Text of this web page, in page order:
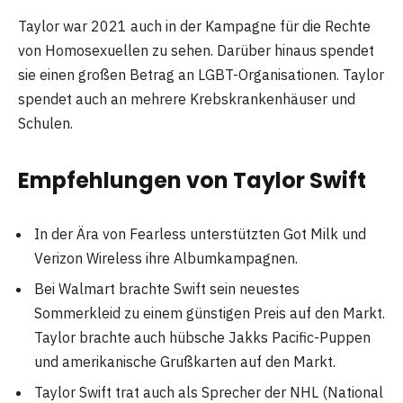
Taylor war 2021 auch in der Kampagne für die Rechte
von Homosexuellen zu sehen. Darüber hinaus spendet
sie einen großen Betrag an LGBT-Organisationen. Taylor
spendet auch an mehrere Krebskrankenhäuser und
Schulen.
Empfehlungen von Taylor Swift
In der Ära von Fearless unterstützten Got Milk und
Verizon Wireless ihre Albumkampagnen.
Bei Walmart brachte Swift sein neuestes
Sommerkleid zu einem günstigen Preis auf den Markt.
Taylor brachte auch hübsche Jakks Pacific-Puppen
und amerikanische Grußkarten auf den Markt.
Taylor Swift trat auch als Sprecher der NHL (National